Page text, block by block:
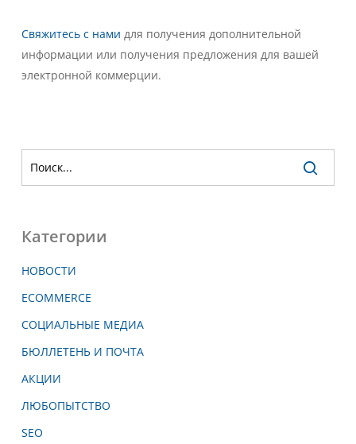
Свяжитесь с нами для получения дополнительной
информации или получения предложения для вашей
электронной коммерции.
Категории
НОВОСТИ
ECOMMERCE
СОЦИАЛЬНЫЕ МЕДИА
БЮЛЛЕТЕНЬ И ПОЧТА
АКЦИИ
ЛЮБОПЫТСТВО
SEO